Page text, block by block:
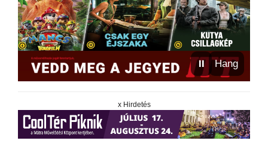
⏸ Hang
x Hirdetés